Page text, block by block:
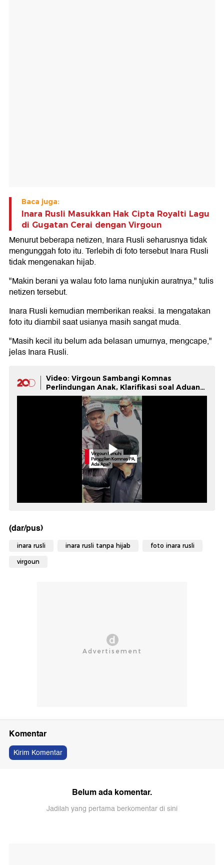
Baca juga:
Inara Rusli Masukkan Hak Cipta Royalti Lagu
di Gugatan Cerai dengan Virgoun
Menurut beberapa netizen, Inara Rusli seharusnya tidak
mengunggah foto itu. Terlebih di foto tersebut Inara Rusli
tidak mengenakan hijab.
"Makin berani ya walau foto lama nunjukin auratnya," tulis
netizen tersebut.
Inara Rusli kemudian memberikan reaksi. Ia mengatakan
foto itu diambil saat usianya masih sangat muda.
"Masih kecil itu belum ada belasan umurnya, mengcape,"
jelas Inara Rusli.
Video: Virgoun Sambangi Komnas
Perlindungan Anak, Klarifikasi soal Aduan
Inara
(dar/pus)
inara rusli inara rusli tanpa hijab foto inara rusli
virgoun
Komentar
Kirim Komentar
Belum ada komentar.
Jadilah yang pertama berkomentar di sini